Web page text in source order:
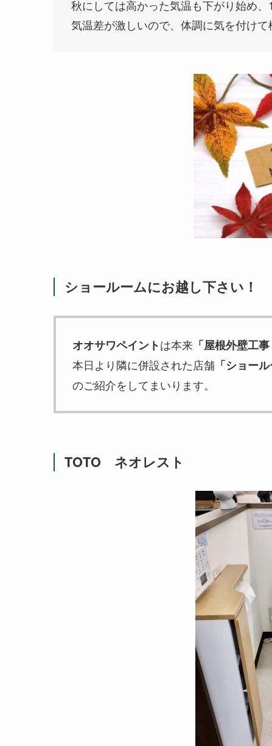
秋にしては高かった気温も下がり始め、
気温差が激しいので、体調に気を付けて
ショールームにお越し下さい！
オオサワペイントは本来 「屋根外壁工
本日より隣に併設された店舗 「ショー
のご紹介をしてまいります。
TOTO ネオレスト